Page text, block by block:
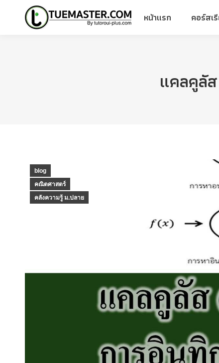
หน้าแรก คอร์สเ
แคลคูลั
blog
คณิตศาสตร์
คลังความรู้ ม.ปลาย
หน้าแรก คอร์สเ